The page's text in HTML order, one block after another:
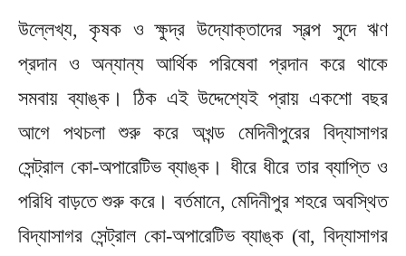
উল্লেখ্য, কৃষক ও ক্ষুদ্র উদ্যোক্তাদের স্বল্প সুদে ঋণ
প্রদান ও অন্যান্য আর্থিক পরিষেবা প্রদান করে থাকে
সমবায় ব্যাঙ্ক। ঠিক এই উদ্দেশ্যেই প্রায় একশো বছর
আগে পথচলা শুরু করে অখন্ড মেদিনীপুরের বিদ্যাসাগর
সেন্ট্রাল কো-অপারেটিভ ব্যাঙ্ক। ধীরে ধীরে তার ব্যাপ্তি ও
পরিধি বাড়তে শুরু করে। বর্তমানে, মেদিনীপুর শহরে অবস্থিত
বিদ্যাসাগর সেন্ট্রাল কো-অপারেটিভ ব্যাঙ্ক (বা, বিদ্যাসাগর